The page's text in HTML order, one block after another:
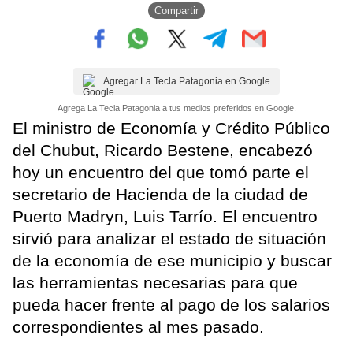
Compartir
Agregar La Tecla Patagonia en Google
Agrega La Tecla Patagonia a tus medios preferidos en Google.
El ministro de Economía y Crédito Público
del Chubut, Ricardo Bestene, encabezó
hoy un encuentro del que tomó parte el
secretario de Hacienda de la ciudad de
Puerto Madryn, Luis Tarrío. El encuentro
sirvió para analizar el estado de situación
de la economía de ese municipio y buscar
las herramientas necesarias para que
pueda hacer frente al pago de los salarios
correspondientes al mes pasado.